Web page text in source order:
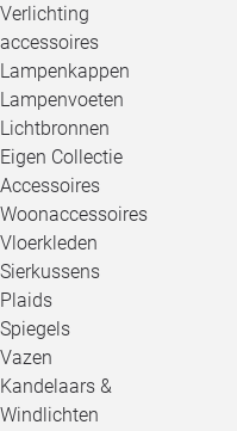
Verlichting
accessoires
Lampenkappen
Lampenvoeten
Lichtbronnen
Eigen Collectie
Accessoires
Woonaccessoires
Vloerkleden
Sierkussens
Plaids
Spiegels
Vazen
Kandelaars &
Windlichten